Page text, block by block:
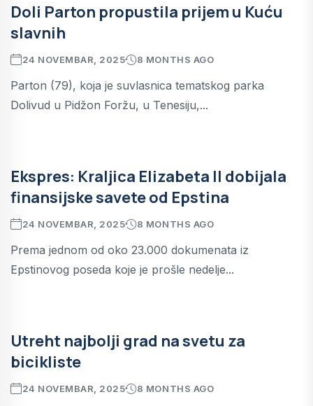
Doli Parton propustila prijem u Kuću
slavnih
24 NOVEMBAR, 2025 8 MONTHS AGO
Parton (79), koja je suvlasnica tematskog parka
Dolivud u Pidžon Foržu, u Tenesiju,...
Ekspres: Kraljica Elizabeta II dobijala
finansijske savete od Epstina
24 NOVEMBAR, 2025 8 MONTHS AGO
Prema jednom od oko 23.000 dokumenata iz
Epstinovog poseda koje je prošle nedelje...
Utreht najbolji grad na svetu za
bicikliste
24 NOVEMBAR, 2025 8 MONTHS AGO